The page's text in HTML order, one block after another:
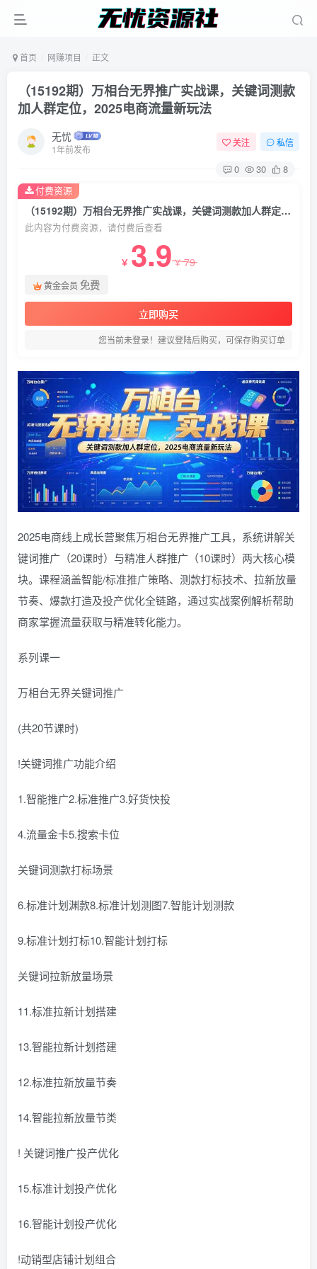
首页 网赚项目 正文
（15192期）万相台无界推广实战课，关键词测款
加人群定位，2025电商流量新玩法
无忧
1年前发布
关注 私信
0 30 8
（15192期）万相台无界推广实战课，关键词测款加人群定位，2025电商流量新玩法
此内容为付费资源，请付费后查看
￥ 3.9￥79
黄金会员 免费
立即购买
您当前未登录！建议登陆后购买，可保存购买订单
付费资源
2025电商线上成长营聚焦万相台无界推广工具，系统讲解关
键词推广（20课时）与精准人群推广（10课时）两大核心模
块。课程涵盖智能/标准推广策略、测款打标技术、拉新放量
节奏、爆款打造及投产优化全链路，通过实战案例解析帮助
商家掌握流量获取与精准转化能力。
系列课一
万相台无界关键词推广
(共20节课时)
!关键词推广功能介绍
1.智能推广2.标准推广3.好货快投
4.流量金卡5.搜索卡位
关键词测款打标场景
6.标准计划渊款8.标准计划测图7.智能计划测款
9.标准计划打标10.智能计划打标
关键词拉新放量场景
11.标准拉新计划搭建
13.智能拉新计划搭建
12.标准拉新放量节奏
14.智能拉新放量节类
! 关键词推广投产优化
15.标准计划投产优化
16.智能计划投产优化
!动销型店铺计划组合